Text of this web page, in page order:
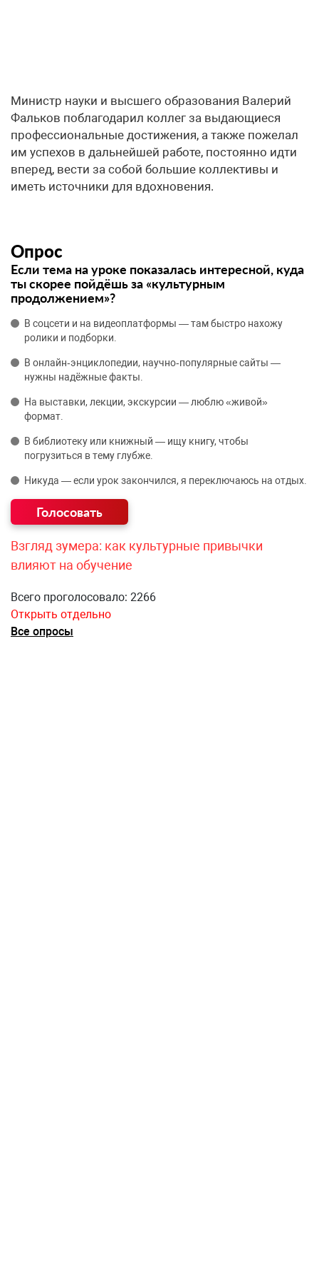
Министр науки и высшего образования Валерий
Фальков поблагодарил коллег за выдающиеся
профессиональные достижения, а также пожелал
им успехов в дальнейшей работе, постоянно идти
вперед, вести за собой большие коллективы и
иметь источники для вдохновения.
Опрос
Если тема на уроке показалась интересной, куда
ты скорее пойдёшь за «культурным
продолжением»?
В соцсети и на видеоплатформы — там быстро нахожу
ролики и подборки.
В онлайн‑энциклопедии, научно‑популярные сайты —
нужны надёжные факты.
На выставки, лекции, экскурсии — люблю «живой»
формат.
В библиотеку или книжный — ищу книгу, чтобы
погрузиться в тему глубже.
Никуда — если урок закончился, я переключаюсь на отдых.
Взгляд зумера: как культурные привычки
влияют на обучение
Всего проголосовало: 2266
Открыть отдельно
Все опросы